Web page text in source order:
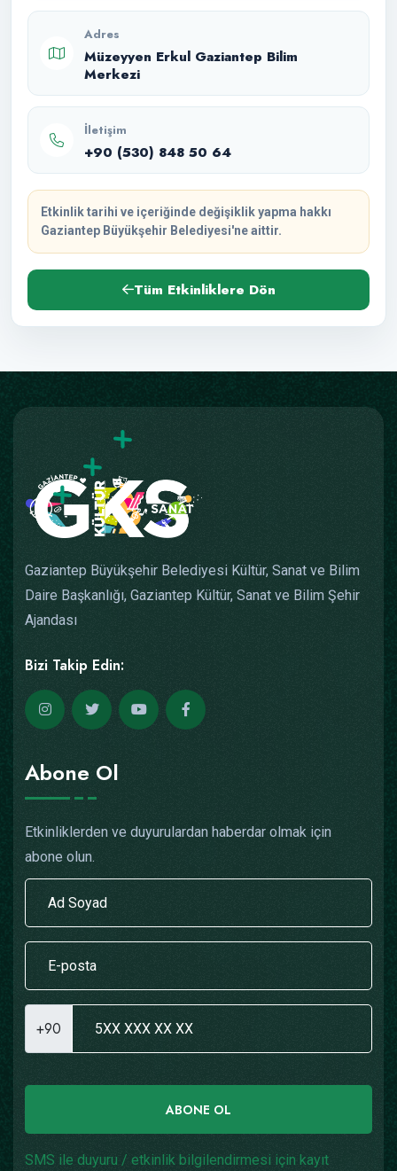
Adres
Müzeyyen Erkul Gaziantep Bilim
Merkezi
İletişim
+90 (530) 848 50 64
Etkinlik tarihi ve içeriğinde değişiklik yapma hakkı
Gaziantep Büyükşehir Belediyesi'ne aittir.
Tüm Etkinliklere Dön
Gaziantep Büyükşehir Belediyesi Kültür, Sanat ve Bilim
Daire Başkanlığı, Gaziantep Kültür, Sanat ve Bilim Şehir
Ajandası
Bizi Takip Edin:
Abone Ol
Etkinliklerden ve duyurulardan haberdar olmak için
abone olun.
+90
ABONE OL
SMS ile duyuru / etkinlik bilgilendirmesi için kayıt